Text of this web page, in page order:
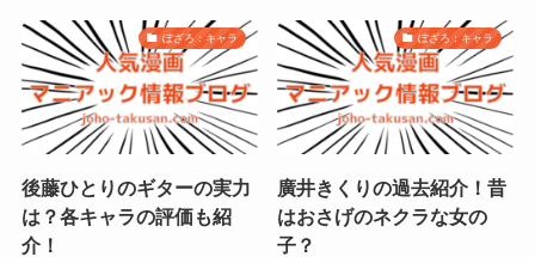
ぼざろ：キャラ
後藤ひとりのギターの実力
は？各キャラの評価も紹
介！
ぼざろ：キャラ
廣井きくりの過去紹介！昔
はおさげのネクラな女の
子？